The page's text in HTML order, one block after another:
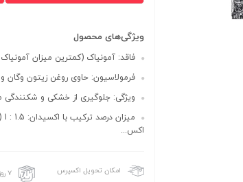
ویژگی‌های محصول
فاقد: آمونیاک (کمترین میزان
فرمولاسیون: حاوی روغن زیتون وگان و
ویژگی: جلوگیری از خشکی و شکنندگی
اکس...
امکان تحویل اکسپرس ۷ روز ضمانت بازگشت